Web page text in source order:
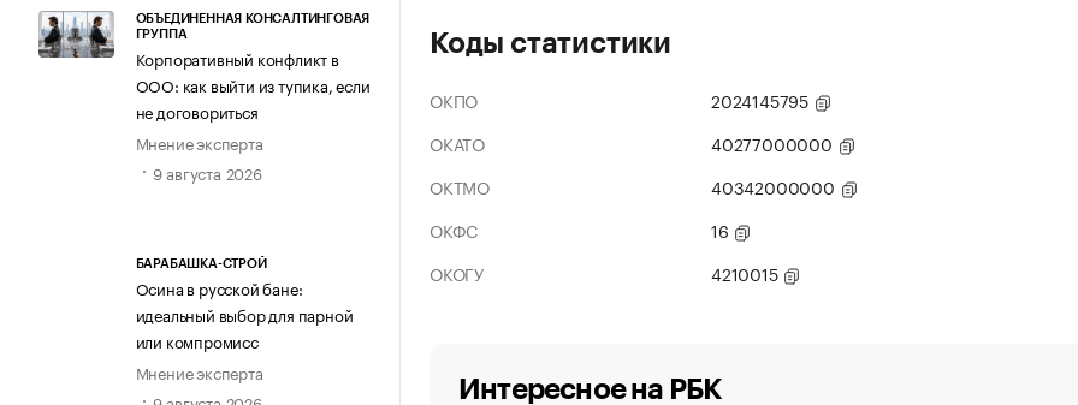
ОБЪЕДИНЕННАЯ КОНСАЛТИНГОВАЯ
ГРУППА
Корпоративный конфликт в
ООО: как выйти из тупика, если
не договориться
Мнение эксперта
9 августа 2026
БАРАБАШКА-СТРОЙ
Осина в русской бане:
идеальный выбор для парной
или компромисс
Мнение эксперта
Коды статистики
ОКПО
2024145795
ОКАТО
40277000000
ОКТМО
40342000000
ОКФС
16
ОКОГУ
4210015
Интересное на РБК